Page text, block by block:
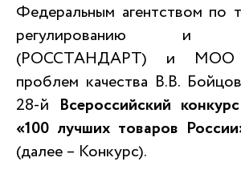
Федеральным агентством по
регулированию и
(РОССТАНДАРТ) и МОО
проблем качества В.В.
28-й Всероссийский
«100 лучших товаров
(далее – Конкурс).